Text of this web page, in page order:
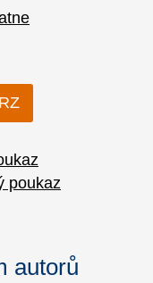
poukaz
autorů